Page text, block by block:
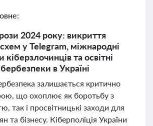
2024 року: викриття
у Telegram, міжнародні
кіберзлочинців та освітні
в Україні
залишається критично
що охоплює як боротьбу з
так і просвітницькі заходи для
та бізнесу. Кіберполіція України